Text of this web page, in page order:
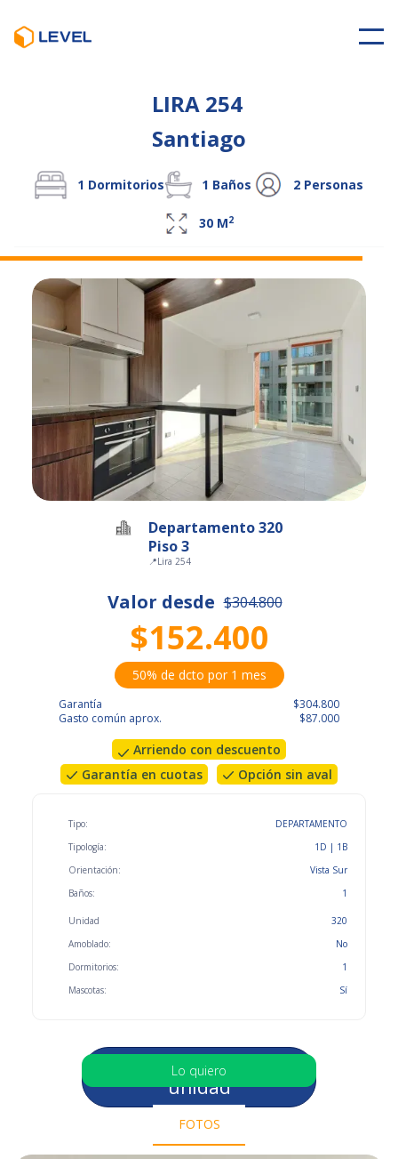
LIRA 254
Santiago
1 Dormitorios 1 Baños 2 Personas
30 M2
Departamento 320
Piso 3
📍Lira 254
Valor desde $304.800
$152.400
50% de dcto por 1 mes
Garantía
Gasto común aprox.
$304.800
$87.000
Arriendo con descuento
Garantía en cuotas
Opción sin aval
Tipo:
Tipología:
Orientación:
Baños:
DEPARTAMENTO
1D | 1B
Vista Sur
1
Unidad
Amoblado:
Dormitorios:
Mascotas:
320
No
1
Sí
Selecciona otra
unidad
Lo quiero
FOTOS